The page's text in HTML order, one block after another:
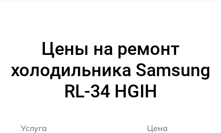
Цены на ремонт
холодильника Samsung
RL-34 HGIH
Услуга Цена